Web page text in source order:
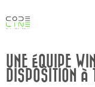
UNE ÉQUIPE
DISPOSITION À